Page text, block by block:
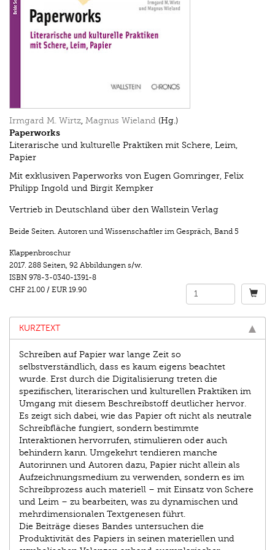
Irmgard M. Wirtz Magnus Wieland (Hg.)
Paperworks
Literarische und kulturelle Praktiken mit Schere, Leim,
Papier
Mit exklusiven Paperworks von Eugen Gomringer, Felix
Philipp Ingold und Birgit Kempker
Vertrieb in Deutschland über den Wallstein Verlag
Beide Seiten. Autoren und Wissenschaftler im Gespräch, Band 5
Klappenbroschur
2017. 288 Seiten, 92 Abbildungen s/w.
ISBN 978-3-0340-1391-8
CHF 21.00 / EUR 19.90
KURZTEXT
Schreiben auf Papier war lange Zeit so
selbstverständlich, dass es kaum eigens beachtet
wurde. Erst durch die Digitalisierung treten die
spezifischen, literarischen und kulturellen Praktiken im
Umgang mit diesem Beschreibstoff deutlicher hervor.
Es zeigt sich dabei, wie das Papier oft nicht als neutrale
Schreibfläche fungiert, sondern bestimmte
Interaktionen hervorrufen, stimulieren oder auch
behindern kann. Umgekehrt tendieren manche
Autorinnen und Autoren dazu, Papier nicht allein als
Aufzeichnungsmedium zu verwenden, sondern es im
Schreibprozess auch materiell – mit Einsatz von Schere
und Leim – zu bearbeiten, was zu dynamischen und
mehrdimensionalen Textgenesen führt.
Die Beiträge dieses Bandes untersuchen die
Produktivität des Papiers in seinen materiellen und